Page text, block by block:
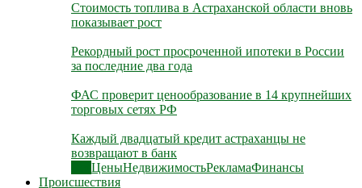
Стоимость топлива в Астраханской области вновь
показывает рост
Рекордный рост просроченной ипотеки в России
за последние два года
ФАС проверит ценообразование в 14 крупнейших
торговых сетях РФ
Каждый двадцатый кредит астраханцы не
возвращают в банк
ЦеныНедвижимостьРекламаФинансы
Происшествия